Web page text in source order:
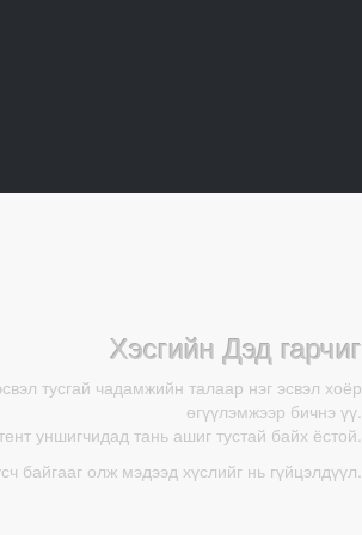
Хэсгийн Дэд гарчиг
тусгай чадамжийн талаар нэг эсвэл хоёр
өгүүлэмжээр бичнэ үү.
уншигчидад тань ашиг тустай байх ёстой.
байгааг олж мэдээд хүслийг нь гүйцэлдүүл.